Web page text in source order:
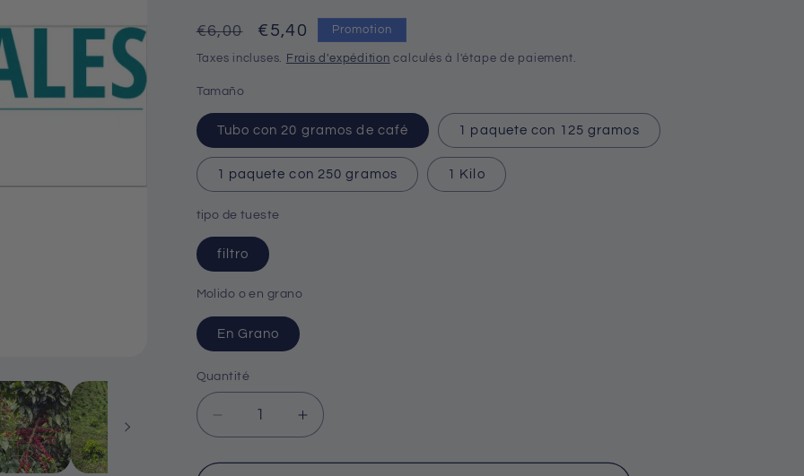
Prix
habituel
€6,00
Prix
promotionnel
€5,40 Promotion
Taxes incluses. Frais d'expédition calculés à l'étape de paiement.
Tamaño
Tubo con 20 gramos de café 1 paquete con 125 gramos
1 paquete con 250 gramos 1 Kilo
tipo de tueste
filtro
Molido o en grano
En Grano
Quantité
Réduire
la
quantité
Augmenter
la
quantité